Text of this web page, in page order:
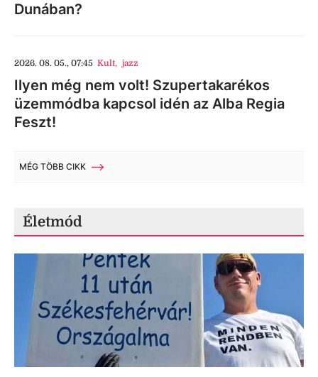
Dunában?
2026. 08. 05., 07:45 Kult, jazz
Ilyen még nem volt! Szupertakarékos
üzemmódba kapcsol idén az Alba Regia
Feszt!
MÉG TÖBB CIKK
Életmód